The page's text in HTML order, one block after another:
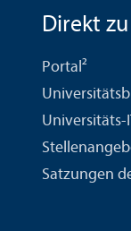
Direkt zu
Portal²
Universitäts-
Satzungen